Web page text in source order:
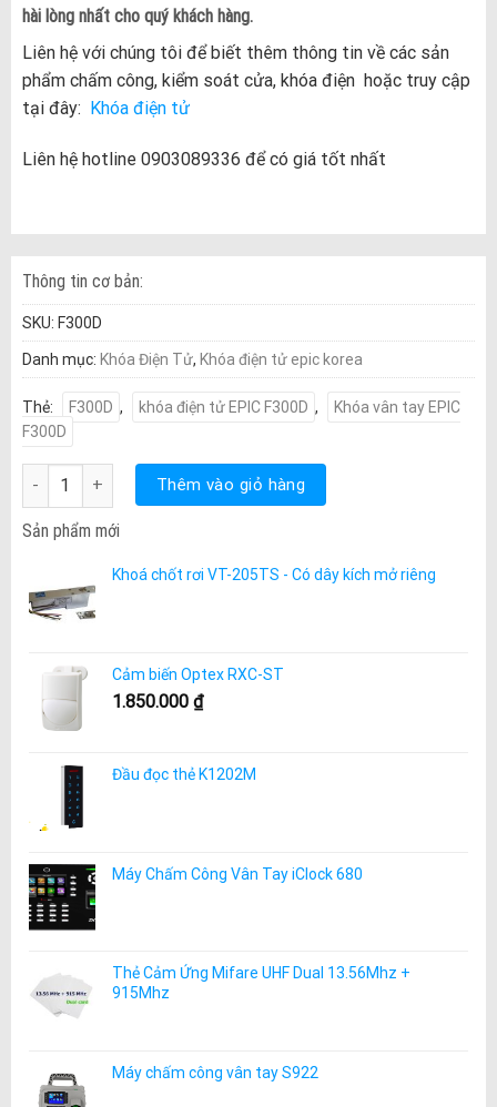
hài lòng nhất cho quý khách hàng.
Liên hệ với chúng tôi để biết thêm thông tin về các sản
phẩm chấm công, kiểm soát cửa, khóa điện hoặc truy cập
tại đây: Khóa điện tử
Liên hệ hotline 0903089336 để có giá tốt nhất
Thông tin cơ bản:
SKU: F300D
Danh mục: Khóa Điện Tử, Khóa điện tử epic korea
Thẻ: F300D , khóa điện tử EPIC F300D ,
Khóa vân tay EPIC
F300D
Khóa vân tay EPIC F300D số lượng
Thêm vào giỏ hàng
Sản phẩm mới
Khoá chốt rơi VT-205TS - Có dây kích mở riêng
Cảm biến Optex RXC-ST
1.850.000 ₫
Đầu đọc thẻ K1202M
Máy Chấm Công Vân Tay iClock 680
Thẻ Cảm Ứng Mifare UHF Dual 13.56Mhz +
915Mhz
Máy chấm công vân tay S922